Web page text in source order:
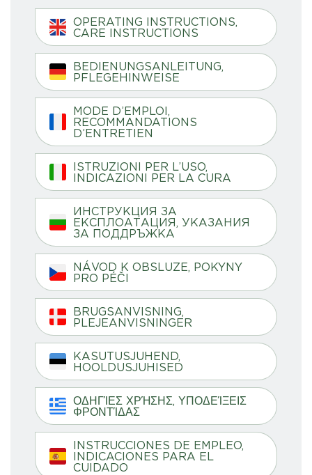
OPERATING INSTRUCTIONS,
CARE INSTRUCTIONS
BEDIENUNGSANLEITUNG,
PFLEGEHINWEISE
MODE D’EMPLOI,
RECOMMANDATIONS
D’ENTRETIEN
ISTRUZIONI PER L’USO,
INDICAZIONI PER LA CURA
ИНСТРУКЦИЯ ЗА
ЕКСПЛОАТАЦИЯ, УКАЗАНИЯ
ЗА ПОДДРЪЖКА
NÁVOD K OBSLUZE, POKYNY
PRO PÉČI
BRUGSANVISNING,
PLEJEANVISNINGER
KASUTUSJUHEND,
HOOLDUSJUHISED
ΟΔΗΓΊΕΣ ΧΡΉΣΗΣ, ΥΠΟΔΕΊΞΕΙΣ
ΦΡΟΝΤΊΔΑΣ
INSTRUCCIONES DE EMPLEO,
INDICACIONES PARA EL
CUIDADO